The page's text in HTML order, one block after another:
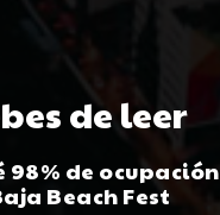
de leer
98% de ocupación
Beach Fest